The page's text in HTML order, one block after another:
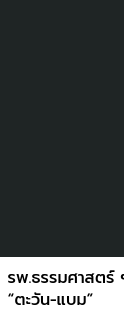
รพ.ธรรมศาสตร์
“ตะวัน-แบม”